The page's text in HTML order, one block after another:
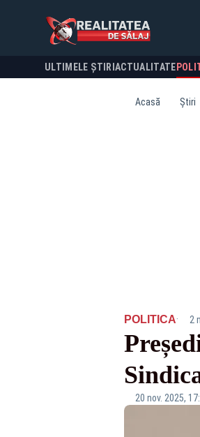
ULTIMELE ȘTIRI ACTUALITATE
Acasă Știri
POLITICA· 2
20 nov. 2025,